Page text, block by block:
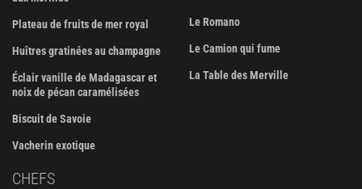
Plateau de fruits de mer royal
Huîtres gratinées au champagne
Éclair vanille de Madagascar et
noix de pécan caramélisées
Biscuit de Savoie
Vacherin exotique
Le Romano
Le Camion qui fume
La Table des Merville
CHEFS